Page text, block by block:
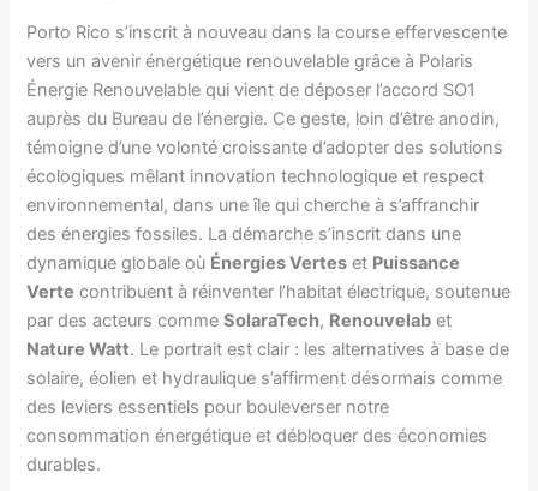
Porto Rico s’inscrit à nouveau dans la course effervescente
vers un avenir énergétique renouvelable grâce à Polaris
Énergie Renouvelable qui vient de déposer l’accord SO1
auprès du Bureau de l’énergie. Ce geste, loin d’être anodin,
témoigne d’une volonté croissante d’adopter des solutions
écologiques mêlant innovation technologique et respect
environnemental, dans une île qui cherche à s’affranchir
des énergies fossiles. La démarche s’inscrit dans une
dynamique globale où Énergies Vertes et Puissance
Verte contribuent à réinventer l’habitat électrique, soutenue
par des acteurs commeSolaraTech, Renouvelab et
Nature Watt. Le portrait est clair : les alternatives à base de
solaire, éolien et hydraulique s’affirment désormais comme
des leviers essentiels pour bouleverser notre
consommation énergétique et débloquer des économies
durables.